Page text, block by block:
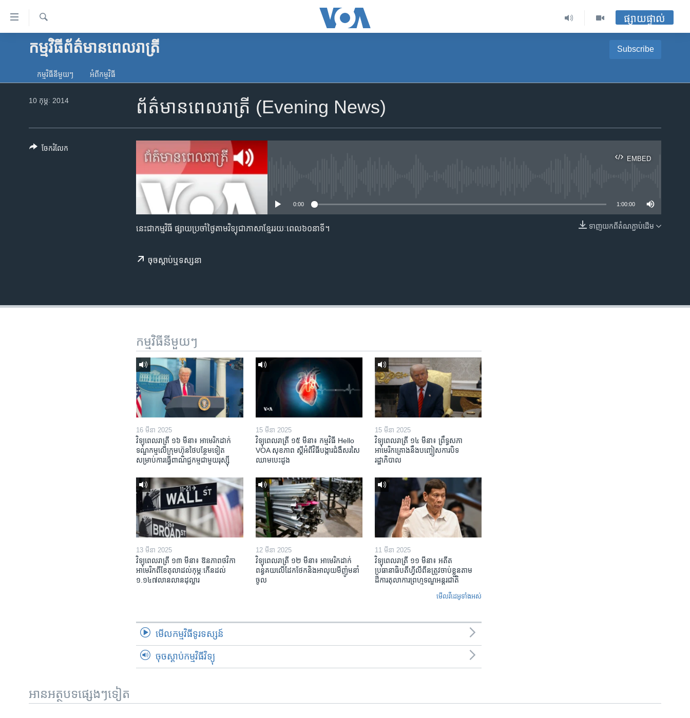
ទៅ​
គេហទំព័រ​
ទាក់ទង
និង​
កាន់​
អាមេរិក
រក
ផ្សាយផ្ទាល់
កម្មវិធី​ព័ត៌មាន​ពេលរាត្រី Subscribe
Apple Podcasts
ទទួល​​​សេវា​​​ Podcast
កម្មវិធី​នីមួយៗ អំពី​កម្មវិធី​
ព័ត៌មានពេលរាត្រី (Evening News)
10 កុម្ភៈ 2014
EMBED
EMBED
0:00 1:00:00
ទាញ​យក​ពី​តំណភ្ជាប់​ដើម
នេះជាកម្មវិធី ផ្សាយប្រចាំថ្ងៃតាមវិទ្យុជាភាសាខ្មែររយៈពេល៦០នាទី។
ចុច​​ស្តាប់​ឬ​ទស្សនា
ចែករំលែក
កម្មវិធី​នីមួយៗ
16 មីនា 2025
វិទ្យុពេលរាត្រី ១៦ មីនា៖ អាមេរិក​ដាក់​
ទណ្ឌកម្ម​លើ​ក្រុមហ៊ុន​ថៃ​បន្ថែម​ទៀត​
សម្រាប់​ការ​ធ្វើ​ពាណិជ្ជកម្ម​ជាមួយ​រុស្ស៊ី
15 មីនា 2025
វិទ្យុពេលរាត្រី ១៥ មីនា៖ កម្មវិធី ​Hello
VOA សុខភាព ស្ដី​អំពី​វិធី​បង្ការ​ជំងឺ​សរសៃ​
ឈាម​បេះដូង
15 មីនា 2025
វិទ្យុពេលរាត្រី ១៤ មីនា៖ ព្រឹទ្ធសភា
អាមេរិកគ្រោងនឹងបញ្ចៀសការបិទ
រដ្ឋាភិបាល
13 មីនា 2025
វិទ្យុពេលរាត្រី ១៣ មីនា៖ ឱនភាព​ថវិកា​
អាមេរិក​ពី​ខែ​តុលា​ដល់​កុម្ភៈ​កើន​ដល់​
១.១៤៧​លានលាន​ដុល្លារ
12 មីនា 2025
វិទ្យុពេលរាត្រី ១២ មីនា៖ អាមេរិក​ដាក់​
ពន្ធគយ​លើ​ដែកថែក​និង​អាលុយ​មីញ៉ូម​នាំ
ចូល
11 មីនា 2025
វិទ្យុពេលរាត្រី ១១ មីនា៖ អតីត​
ប្រធានាធិបតីហ្វីលីពីន​ត្រូវ​ចាប់ខ្លួនតាម
ដីការ​តុលាការ​ព្រហ្មទណ្ឌ​អន្តរជាតិ
មើល​វីដេអូ​ទាំង​អស់
មើល​កម្មវិធី​ទូរទស្សន៍
ចុចស្តាប់កម្មវិធីវិទ្យុ
អានអត្ថបទផ្សេងៗទៀត